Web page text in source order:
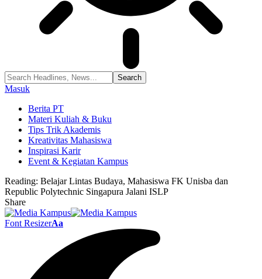
Masuk
Berita PT
Materi Kuliah & Buku
Tips Trik Akademis
Kreativitas Mahasiswa
Inspirasi Karir
Event & Kegiatan Kampus
Reading: Belajar Lintas Budaya, Mahasiswa FK Unisba dan
Republic Polytechnic Singapura Jalani ISLP
Share
Font ResizerAa